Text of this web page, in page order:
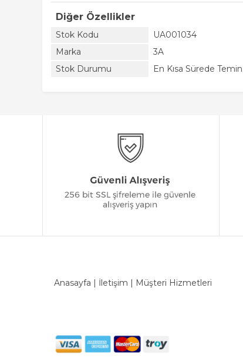
Diğer Özellikler
Stok Kodu
UA001034
Marka
3A
Stok Durumu
En Kısa Sürede
Anasayfa | İletişim | Müşteri Hizmetleri